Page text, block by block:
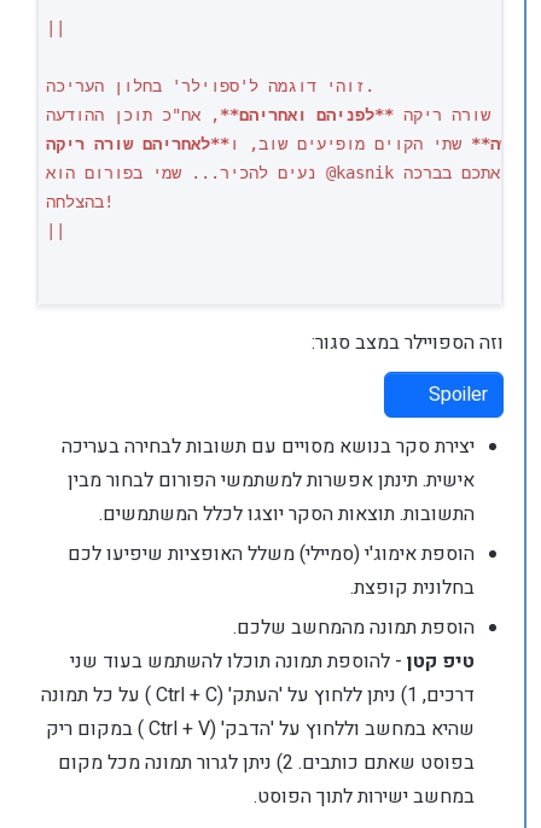
זוהי דוגמה ל'ספוילר' בחלון העריכה.
שורה ריקה **לפניהם ואחריהם**, אח"כ תוכן ההודעה.
חדשה** שתי הקוים מופיעים שוב, ו
נעים להכיר... שמי בפורום הוא @kasnik צוות הפורום מקבל אתכם בברכה!
בהצלחה!
וזה הספויילר במצב סגור:
Spoiler
יצירת סקר בנושא מסויים עם תשובות לבחירה בעריכה
אישית. תינתן אפשרות למשתמשי הפורום לבחור מבין
התשובות. תוצאות הסקר יוצגו לכלל המשתמשים.
הוספת אימוג'י (סמיילי) משלל האופציות שיפיעו לכם
בחלונית קופצת.
הוספת תמונה מהמחשב שלכם.
טיפ קטן - להוספת תמונה תוכלו להשתמש בעוד שני
דרכים, 1) ניתן ללחוץ על 'העתק' (Ctrl + C ) על כל תמונה
שהיא במחשב וללחוץ על 'הדבק' (Ctrl + V ) במקום ריק
בפוסט שאתם כותבים. 2) ניתן לגרור תמונה מכל מקום
במחשב ישירות לתוך הפוסט.